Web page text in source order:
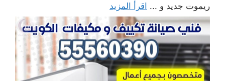
ريموت جديد و ... اقرأ المزيد